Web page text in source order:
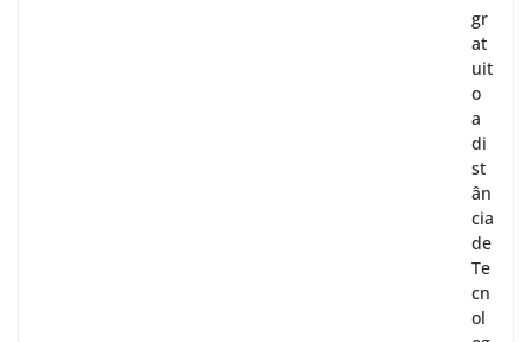
gr
at
uit
o
a
di
st
ân
cia
de
Te
cn
ol